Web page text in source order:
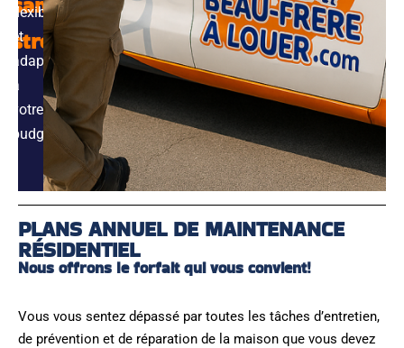
stress
flexible
et
adapté
à
votre
budget.
PLANS ANNUEL DE MAINTENANCE
RÉSIDENTIEL
Nous offrons le forfait qui vous convient!
Vous vous sentez dépassé par toutes les tâches d’entretien,
de prévention et de réparation de la maison que vous devez